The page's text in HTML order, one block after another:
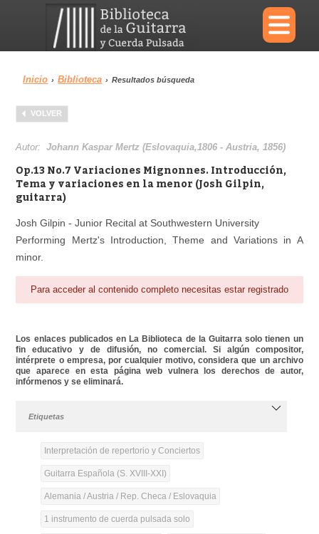
×
Menu
Biblioteca Diccionario
Área personal Reproductor
Inicio › Biblioteca › Resultados búsqueda
VOLVER
Autor:Johann Kaspar Mertz (Eslovaquia,1806 - Austria, 1856)
Op.13 No.7 Variaciones Mignonnes. Introducción,
Tema y variaciones en la menor (Josh Gilpin,
guitarra)
Josh Gilpin - Junior Recital at Southwestern University
Performing Mertz's Introduction, Theme and Variations in A
minor.
Para acceder al contenido completo necesitas estar registrado
Los enlaces publicados en La Biblioteca de la Guitarra solo tienen un
fin educativo y de difusión, no comercial. Si algún compositor,
intérprete o empresa, por cualquier motivo, considera que un archivo
que aparece en esta página web vulnera los derechos de autor,
infórmenos y se eliminará.
Etiquetas
Interpretación de repertorio y Conciertos
Guitarra Española (S. XVIII-XXI)
Alemania / Austria / Rep. Checa / Eslovaquia
1 instrumento de cuerda pulsada solo